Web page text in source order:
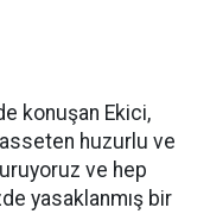
konuşan Ekici,
huzurlu ve
ve hep
yasaklanmış bir